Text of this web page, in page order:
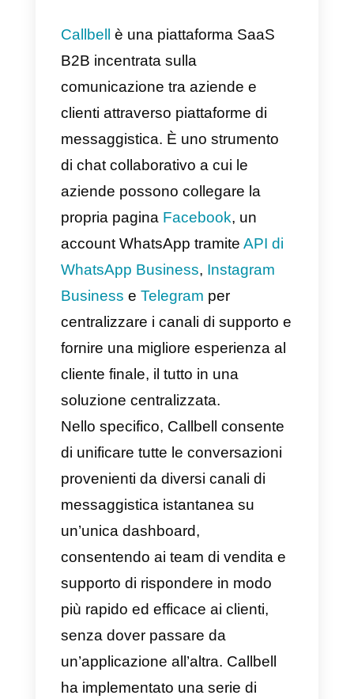
Gsuite che Google offre a tutti i
utenti ed è accessibile ovunque
nel mondo purché si disponga di
una connessione Internet e
dell’accesso al proprio account
Gmail.
Cos’è Callbell?
Callbellè una piattaforma SaaS
B2B incentrata sulla
comunicazione tra aziende e
clienti attraverso piattaforme di
messaggistica. È uno strumento
di chat collaborativo a cui le